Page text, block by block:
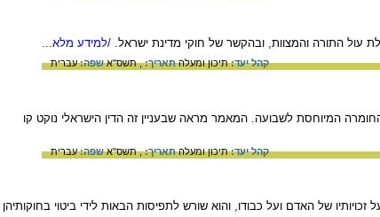
התורה והמצוות, ובהקשר של חוקי מדינת ישראל. /למידע מלא...
קהל יעד:תיכון ומעלהתאריך:, תשס"אשפה:עברית
המיוחסת לשבועה. המאמר מראה שבעניין זה הדין הישראלי נוקט קו
קהל יעד:תיכון ומעלהתאריך:, תשס"אשפה:עברית
של האדם ועל כבודו, והוא שורש לתפיסות הבאות לידי ביטוי בחוקותיהן